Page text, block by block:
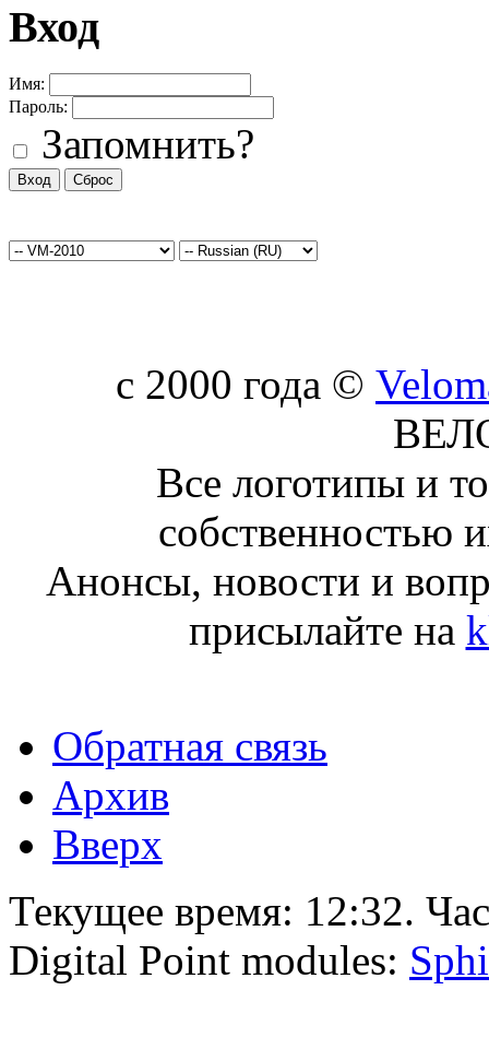
Вход
Имя:
Пароль:
Запомнить?
c 2000 года ©
Все логотипы и
собственностью
Анонсы, новости и
присылайте на
Обратная связь
Архив
Вверх
Текущее время: 12:32.
Digital Point modules: